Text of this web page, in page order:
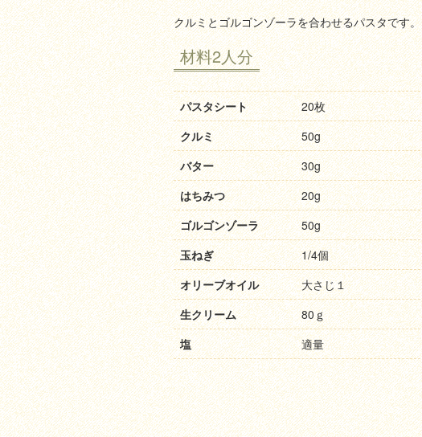
クルミとゴルゴンゾーラを合わせるパスタです。
材料2人分
パスタシート
20枚
クルミ
50g
バター
30g
はちみつ
20g
ゴルゴンゾーラ
50g
玉ねぎ
1/4個
オリーブオイル
大さじ１
生クリーム
80ｇ
塩
適量